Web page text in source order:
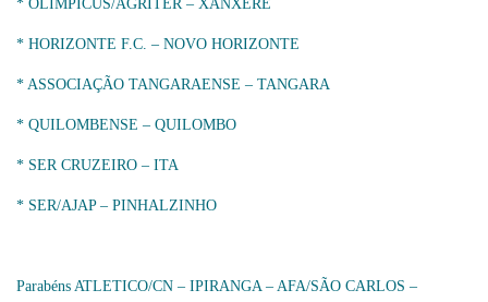
* OLIMPICUS/AGRITER – XANXERE
* HORIZONTE F.C. – NOVO HORIZONTE
* ASSOCIAÇÃO TANGARAENSE – TANGARA
* QUILOMBENSE – QUILOMBO
* SER CRUZEIRO – ITA
* SER/AJAP – PINHALZINHO
Parabéns ATLETICO/CN – IPIRANGA – AFA/SÃO CARLOS –